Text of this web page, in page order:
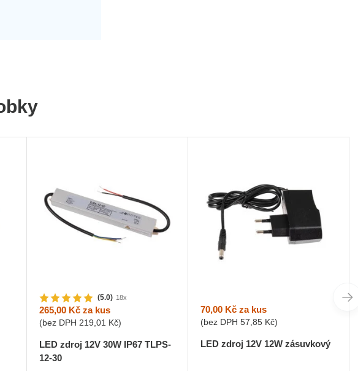
(5.0) 18x
265,00 Kč za kus
(bez DPH 219,01 Kč)
LED zdroj 12V 30W IP67 TLPS-
12-30
70,00 Kč za kus
(bez DPH57,85 Kč)
LED zdroj 12V 12W zásuvkový